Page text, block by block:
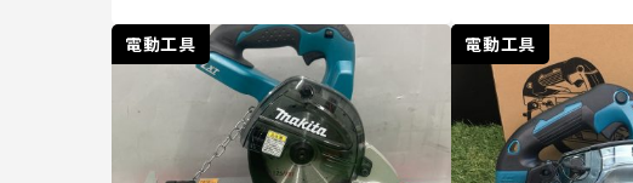
電動工具 電動工具